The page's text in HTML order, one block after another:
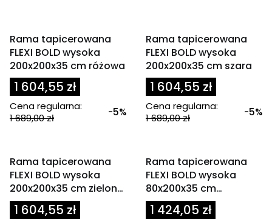
Rama tapicerowana
FLEXI BOLD wysoka
200x200x35 cm różowa
1 604,55 zł
Cena regularna:
1 689,00 zł
-5%
Rama tapicerowana
FLEXI BOLD wysoka
200x200x35 cm szara
1 604,55 zł
Cena regularna:
1 689,00 zł
-5%
Rama tapicerowana
FLEXI BOLD wysoka
200x200x35 cm zielona
/ morska
1 604,55 zł
Rama tapicerowana
FLEXI BOLD wysoka
80x200x35 cm
granatowa
1 424,05 zł